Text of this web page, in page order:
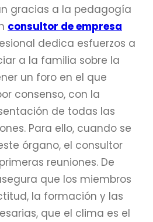
gracias a la pedagogía
consultor de empresa
dedica esfuerzos a
a la familia sobre la
un foro en el que
consenso, con la
de todas las
Para ello, cuando se
órgano, el consultor
reuniones. De
que los miembros
la formación y las
que el clima es el